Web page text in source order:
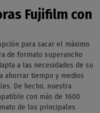
Fujifilm con
para sacar el máximo
de formato superancho
a las necesidades de su
ahorrar tiempo y medios
De hecho, nuestra
con más de 1600
de los principales